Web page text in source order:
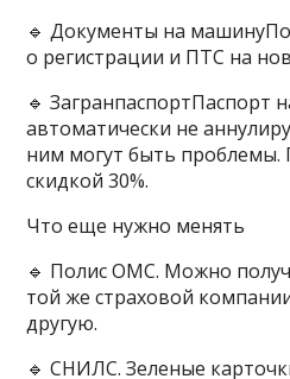
🔹 Документы на
о регистрации и ПТС на
🔹
автоматически не
ним могут быть проблемы.
скидкой 30%.
Что еще нужно менять
🔹 Полис ОМС. Можно
той же страховой
другую.
🔹 СНИЛС. Зеленые